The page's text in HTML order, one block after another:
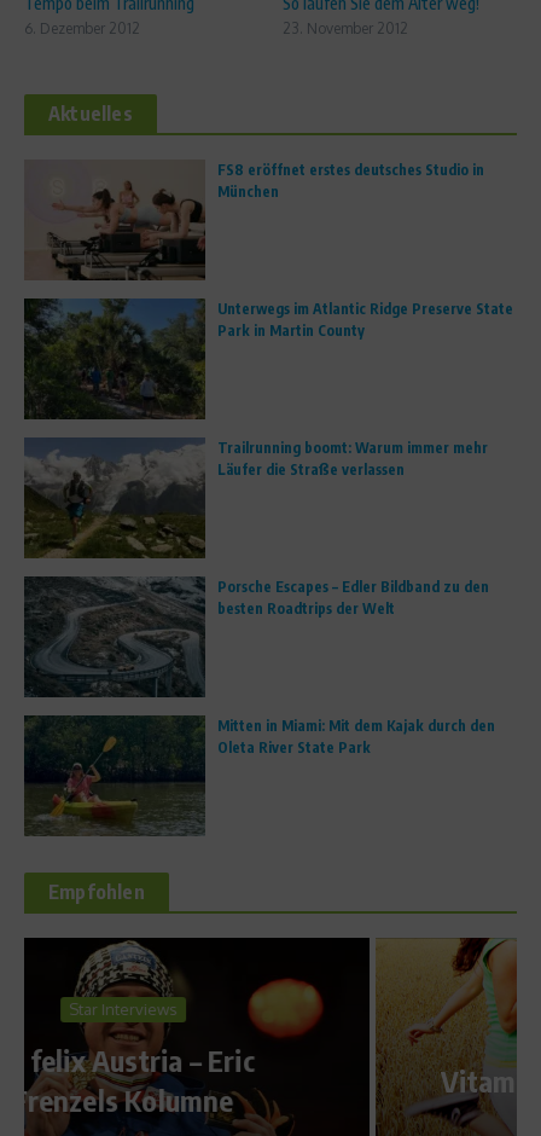
6. Dezember 2012 23. November 2012
Aktuelles
FS8 eröffnet erstes deutsches Studio in
München
Unterwegs im Atlantic Ridge Preserve State
Park in Martin County
Trailrunning boomt: Warum immer mehr
Läufer die Straße verlassen
Porsche Escapes – Edler Bildband zu den
besten Roadtrips der Welt
Mitten in Miami: Mit dem Kajak durch den
Oleta River State Park
Empfohlen
Fit und schlank
Vitamin D stärkt die Muskeln
2. November 2009